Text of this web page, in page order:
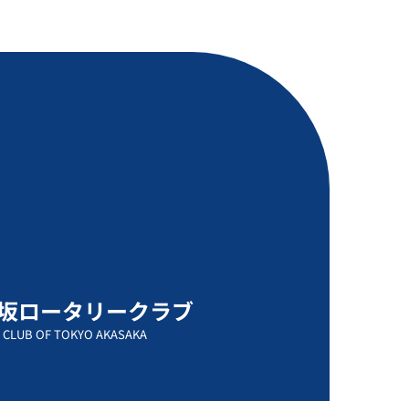
ロータリークラブ
OF TOKYO AKASAKA